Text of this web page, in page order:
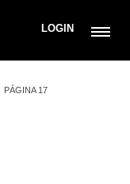
LOGIN
PÁGINA 17